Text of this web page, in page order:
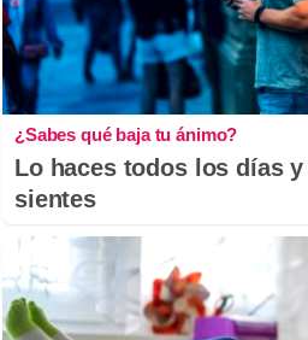
¿Sabes qué baja tu ánimo?
Lo haces todos los días
sientes